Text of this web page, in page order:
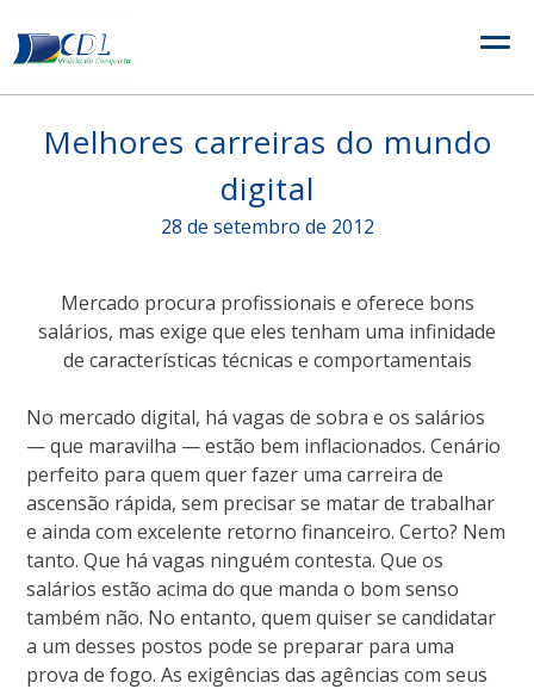
to
content
Melhores carreiras do mundo
digital
28 de setembro de 2012
Mercado procura profissionais e oferece bons
salários, mas exige que eles tenham uma infinidade
de características técnicas e comportamentais
No mercado digital, há vagas de sobra e os salários
— que maravilha — estão bem inflacionados. Cenário
perfeito para quem quer fazer uma carreira de
ascensão rápida, sem precisar se matar de trabalhar
e ainda com excelente retorno financeiro. Certo? Nem
tanto. Que há vagas ninguém contesta. Que os
salários estão acima do que manda o bom senso
também não. No entanto, quem quiser se candidatar
a um desses postos pode se preparar para uma
prova de fogo. As exigências das agências com seus